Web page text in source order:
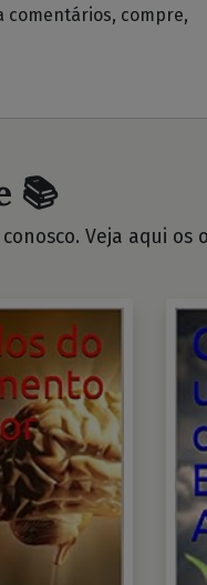
comentários, compre,
📚
Veja aqui os